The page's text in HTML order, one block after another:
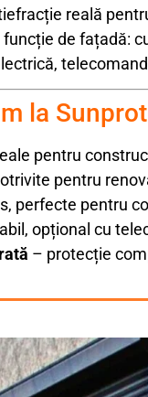
reală
de fațadă:
la
pentru
pentru
perfecte pentru
opțional cu
– protecție